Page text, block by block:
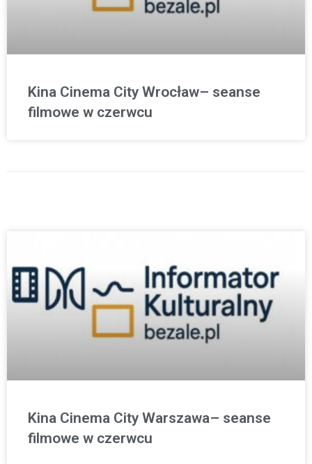
Kina Cinema City Wrocław– seanse
filmowe w czerwcu
Kina Cinema City Warszawa– seanse
filmowe w czerwcu